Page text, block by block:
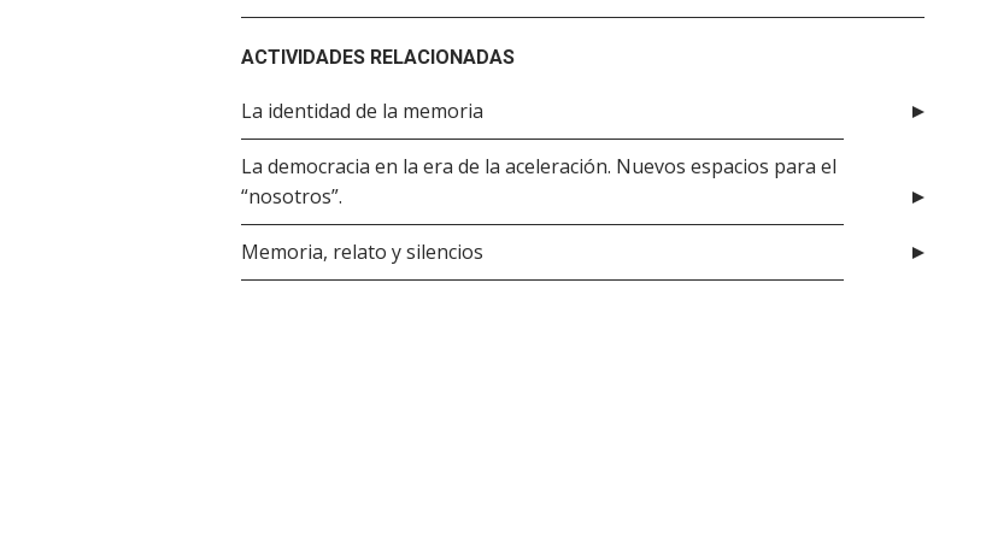
ACTIVIDADES RELACIONADAS
La identidad de la memoria
La democracia en la era de la aceleración. Nuevos espacios para el
“nosotros”.
Memoria, relato y silencios